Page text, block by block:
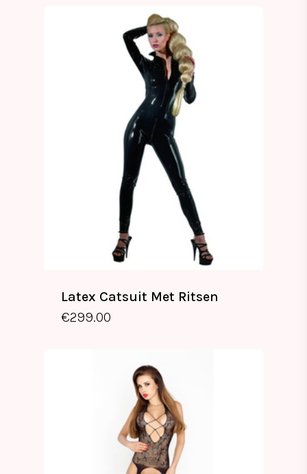
Latex Catsuit Met Ritsen
€299.00